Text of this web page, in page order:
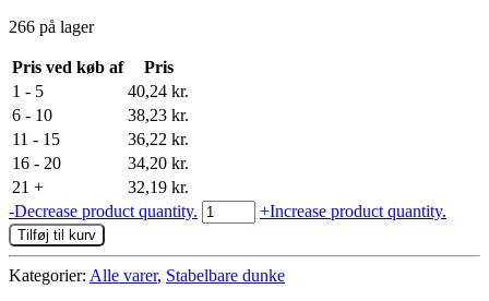
266 på lager
Pris ved køb af
Pris
1 - 5
40,24 kr.
6 - 10
38,23 kr.
11 - 15
36,22 kr.
16 - 20
34,20 kr.
21 +
32,19 kr.
-Decrease product quantity. Stabelbar
dunk
ltr
antal
+Increase product quantity.
Tilføj til kurv
Kategorier: Alle varer, Stabelbare dunke